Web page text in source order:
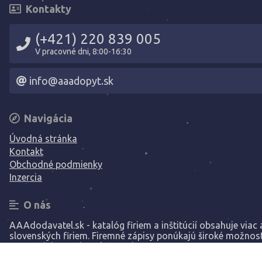
Kontakty
(+421) 220 839 005
V pracovné dni, 8:00-16:30
info@aaadopyt.sk
Navigácia
Úvodná stránka
Kontakt
Obchodné podmienky
Inzercia
O nás
AAAdodavatel.sk - katalóg firiem a inštitúcií obsahuje viac
slovenských firiem. Firemné zápisy ponúkajú široké
prezentáciu vašej spoločnosti.